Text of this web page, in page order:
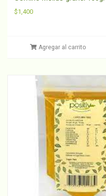
$1,400
Agregar al carrito